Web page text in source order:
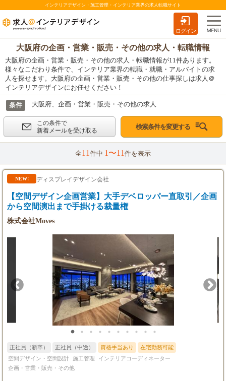
インテリアデザイン・施工管理・インテリア業界の求人転職サイト
ログイン
大阪府の企画・営業・販売・その他の求人・転職情報
大阪府の企画・営業・販売・その他の求人・転職情報が11件あります。
様々なこだわり条件で、インテリア業界の転職・就職・アルバイトの求
人を探せます。大阪府の企画・営業・販売・その他の仕事探しは求人＠
インテリアデザインにお任せください！
条件 大阪府、企画・営業・販売・その他の求人
この条件で
新着メールを受け取る
検索条件を変更する
全11 件中 1〜11 件を表示
NEW! ディスプレイデザイン会社
【空間デザイン企画営業】大手デベロッパー直取引／企画
から空間演出まで手掛ける裁量権
株式会社Moves
正社員（新卒） 正社員（中途） 資格手当あり
在宅勤務可能
空間デザイン・空間設計 施工管理
インテリアコーディネーター
企画・営業・販売・その他